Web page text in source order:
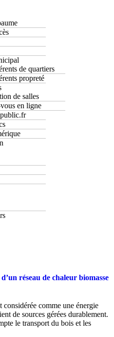
de quartiers
propreté
de salles
en ligne
réseau de chaleur biomasse
considérée comme une énergie
de sources gérées durablement.
le transport du bois et les